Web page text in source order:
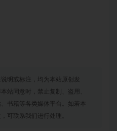
明或标注，均为本站原创发
站同意时，禁止复制、盗用、
书籍等各类媒体平台。如若本
可联系我们进行处理。